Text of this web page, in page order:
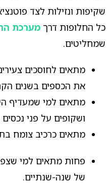
שקיפות ונזילות לצד
כל החלופות דרך מערכת
שמחליטים.
מתאים לחוסכים
את הכספים בשנים
מתאים למי שמעדיף
ושקופים על פני
מתאים כרכיב צומח
פחות מתאים למי
של שנה-שנתיים.